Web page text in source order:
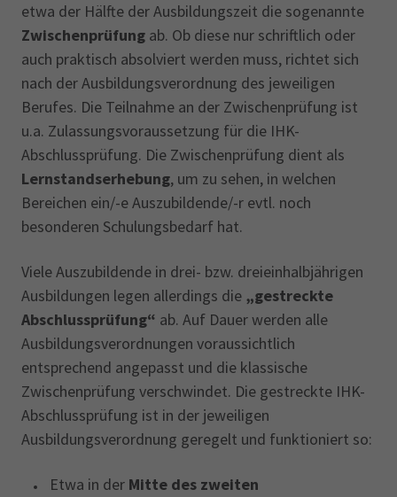
etwa der Hälfte der Ausbildungszeit die sogenannte
Zwischenprüfung ab. Ob diese nur schriftlich oder
auch praktisch absolviert werden muss, richtet sich
nach der Ausbildungsverordnung des jeweiligen
Berufes. Die Teilnahme an der Zwischenprüfung ist
u.a. Zulassungsvoraussetzung für die IHK-
Abschlussprüfung. Die Zwischenprüfung dient als
Lernstandserhebung, um zu sehen, in welchen
Bereichen ein/-e Auszubildende/-r evtl. noch
besonderen Schulungsbedarf hat.
Viele Auszubildende in drei- bzw. dreieinhalbjährigen
Ausbildungen legen allerdings die „gestreckte
Abschlussprüfung“ ab. Auf Dauer werden alle
Ausbildungsverordnungen voraussichtlich
entsprechend angepasst und die klassische
Zwischenprüfung verschwindet. Die gestreckte IHK-
Abschlussprüfung ist in der jeweiligen
Ausbildungsverordnung geregelt und funktioniert so:
Etwa in der Mitte des zweiten